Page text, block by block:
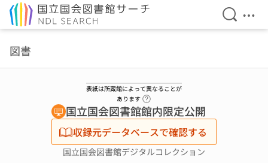
検索を
メ
図書
表紙は所蔵館によって異なることが
あります
国立国会図書館館内限定公開
収録元データベースで確認する
国立国会図書館デジタルコレクション